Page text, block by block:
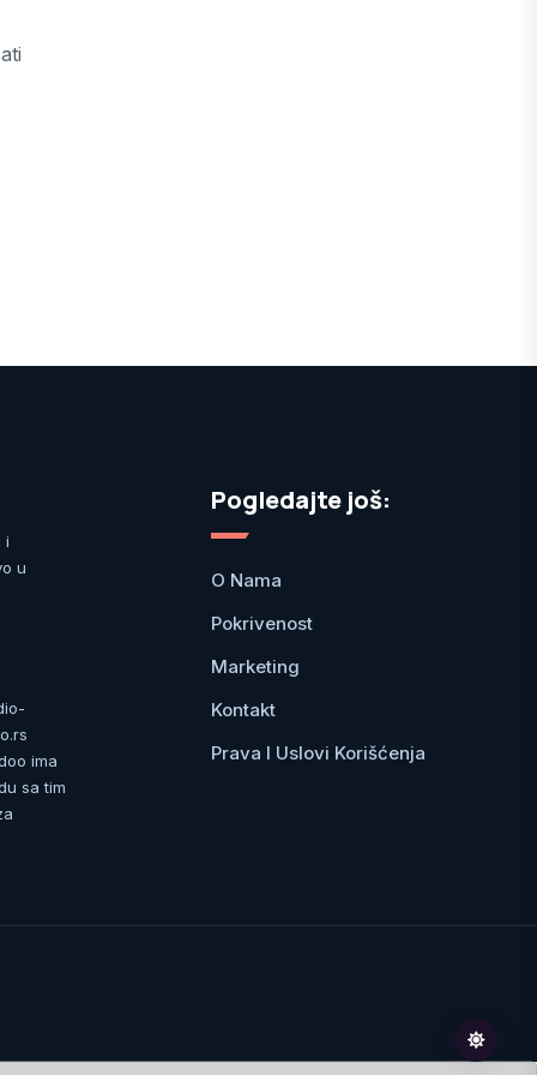
i
u
ima
sa tim
Pogledajte još:
O Nama
Pokrivenost
Marketing
Kontakt
Prava I Uslovi Korišćenja